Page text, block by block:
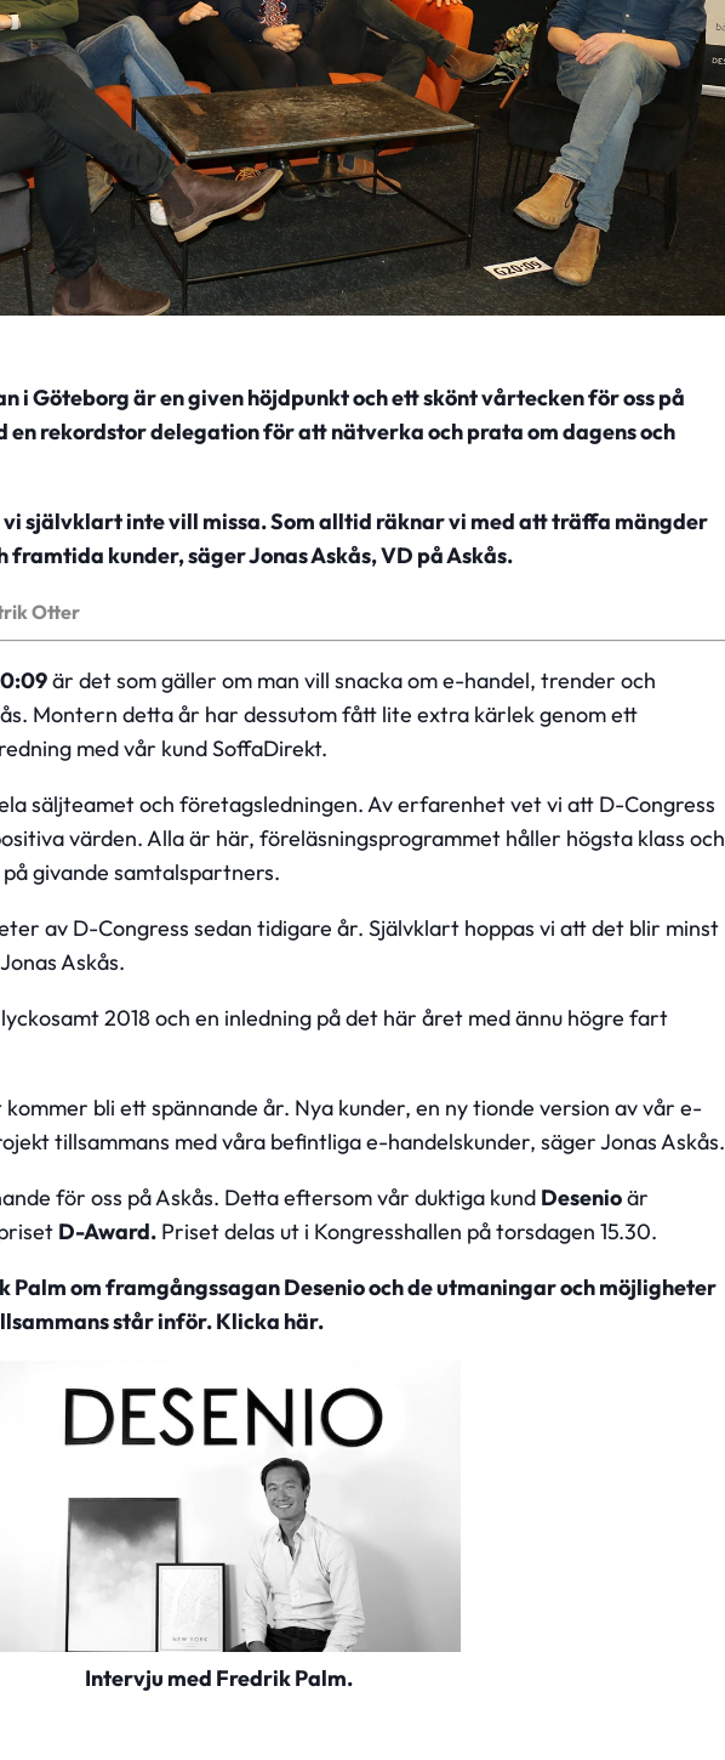
i Göteborg är en given höjdpunkt och ett skönt vårtecken för oss på
en rekordstor delegation för att nätverka och prata om dagens och
vi självklart inte vill missa. Som alltid räknar vi med att träffa mängder
framtida kunder, säger Jonas Askås, VD på Askås.
Otter
är det som gäller om man vill snacka om e-handel, trender och
Montern detta år har dessutom fått lite extra kärlek genom ett
med vår kund SoffaDirekt.
säljteamet och företagsledningen. Av erfarenhet vet vi att D-Congress
värden. Alla är här, föreläsningsprogrammet håller högsta klass och
givande samtalspartners.
av D-Congress sedan tidigare år. Självklart hoppas vi att det blir minst
Askås.
2018 och en inledning på det här året med ännu högre fart
bli ett spännande år. Nya kunder, en ny tionde version av vår e-
tillsammans med våra befintliga e-handelskunder, säger Jonas Askås.
för oss på Askås. Detta eftersom vår duktiga kund Desenioär
D-Award. Priset delas ut i Kongresshallen på torsdagen 15.30.
Palm om framgångssagan Desenio och de utmaningar och möjligheter
står inför.Klicka här.
Intervju med Fredrik Palm.